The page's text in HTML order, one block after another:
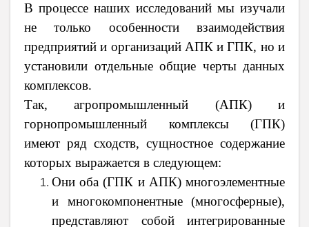
В процессе наших исследований мы изучали
не только особенности взаимодействия
предприятий и организаций АПК и ГПК, но и
установили отдельные общие черты данных
комплексов.
Так, агропромышленный (АПК) и
горнопромышленный комплексы (ГПК)
имеют ряд сходств, сущностное содержание
которых выражается в следующем:
Они оба (ГПК и АПК) многоэлементные
и многокомпонентные (многосферные),
представляют собой интегрированные